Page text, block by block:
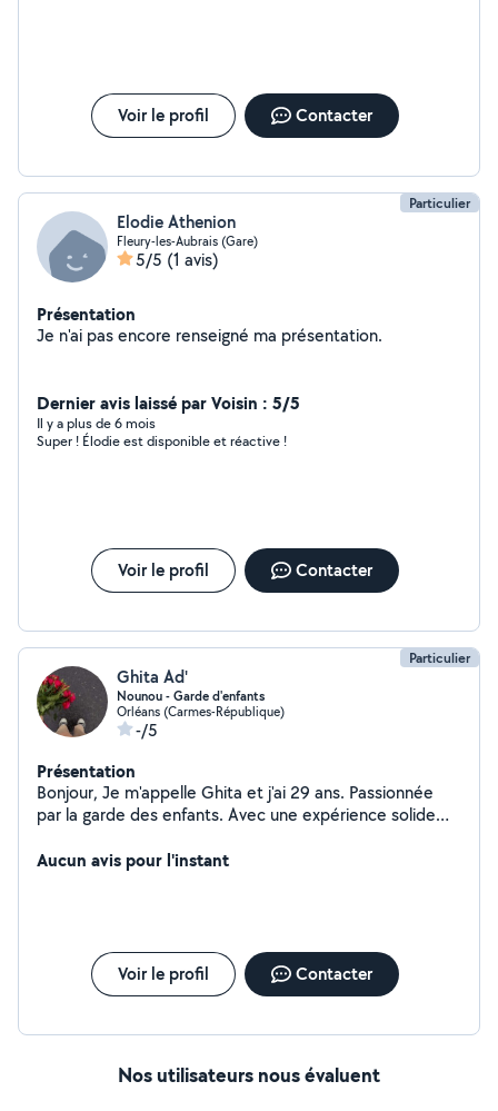
Voir le profil Contacter
Particulier
Elodie Athenion
Fleury-les-Aubrais (Gare)
5/5 (1 avis)
Présentation
Je n'ai pas encore renseigné ma présentation.
Dernier avis laissé par Voisin : 5/5
Il y a plus de 6 mois
Super ! Élodie est disponible et réactive !
Voir le profil Contacter
Particulier
Ghita Ad'
Nounou - Garde d'enfants
Orléans (Carmes-République)
-/5
Présentation
Bonjour, Je m'appelle Ghita et j'ai 29 ans. Passionnée
par la garde des enfants. Avec une expérience solide
environnement sûr, enrichissant et amusant pour vos
contacter pour discuter de vos besoins en matière de
garde d'enfants. Bien à vous, Ghita
Aucun avis pour l'instant
Voir le profil Contacter
Nos utilisateurs nous évaluent